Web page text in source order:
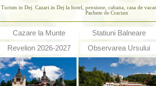
in Dej. Cazari in Dej la hotel, pensiune, cabana, casa de
Pachete de Craciun
Cazare la Munte Statiuni Balneare
Revelion 2026-2027 Observarea Ursului